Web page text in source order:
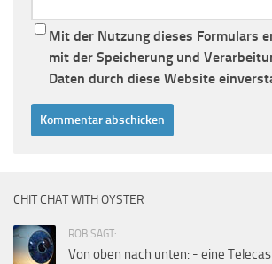
Mit der Nutzung dieses Formulars
mit der Speicherung und
Daten durch diese Website
CHIT CHAT WITH OYSTER
ROB SAGT:
Von oben nach unten: - eine